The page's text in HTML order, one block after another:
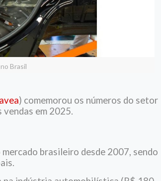
Brasil
) comemorou os números do setor
em 2025.
brasileiro desde 2007, sendo